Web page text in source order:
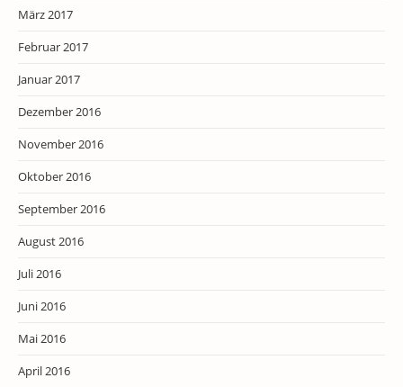
März 2017
Februar 2017
Januar 2017
Dezember 2016
November 2016
Oktober 2016
September 2016
August 2016
Juli 2016
Juni 2016
Mai 2016
April 2016